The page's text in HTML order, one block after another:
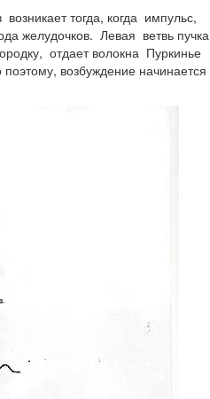
тогда, когда импульс,
желудочков. Левая ветвь пучка
отдает волокна Пуркинье
возбуждение начинается